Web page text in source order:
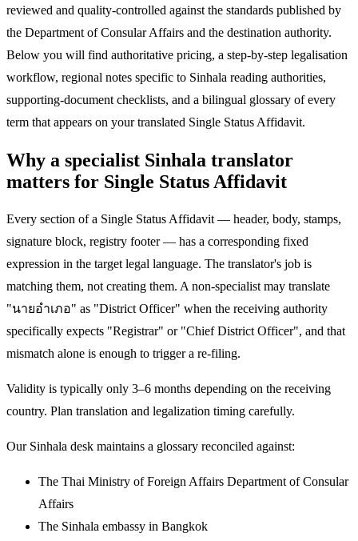
reviewed and quality-controlled against the standards published by
the Department of Consular Affairs and the destination authority.
Below you will find authoritative pricing, a step-by-step legalisation
workflow, regional notes specific to Sinhala reading authorities,
supporting-document checklists, and a bilingual glossary of every
term that appears on your translated Single Status Affidavit.
Why a specialist Sinhala translator
matters for Single Status Affidavit
Every section of a Single Status Affidavit — header, body, stamps,
signature block, registry footer — has a corresponding fixed
expression in the target legal language. The translator's job is
matching them, not creating them. A non-specialist may translate
"นายอำเภอ" as "District Officer" when the receiving authority
specifically expects "Registrar" or "Chief District Officer", and that
mismatch alone is enough to trigger a re-filing.
Validity is typically only 3–6 months depending on the receiving
country. Plan translation and legalization timing carefully.
Our Sinhala desk maintains a glossary reconciled against:
The Thai Ministry of Foreign Affairs Department of Consular
Affairs
The Sinhala embassy in Bangkok